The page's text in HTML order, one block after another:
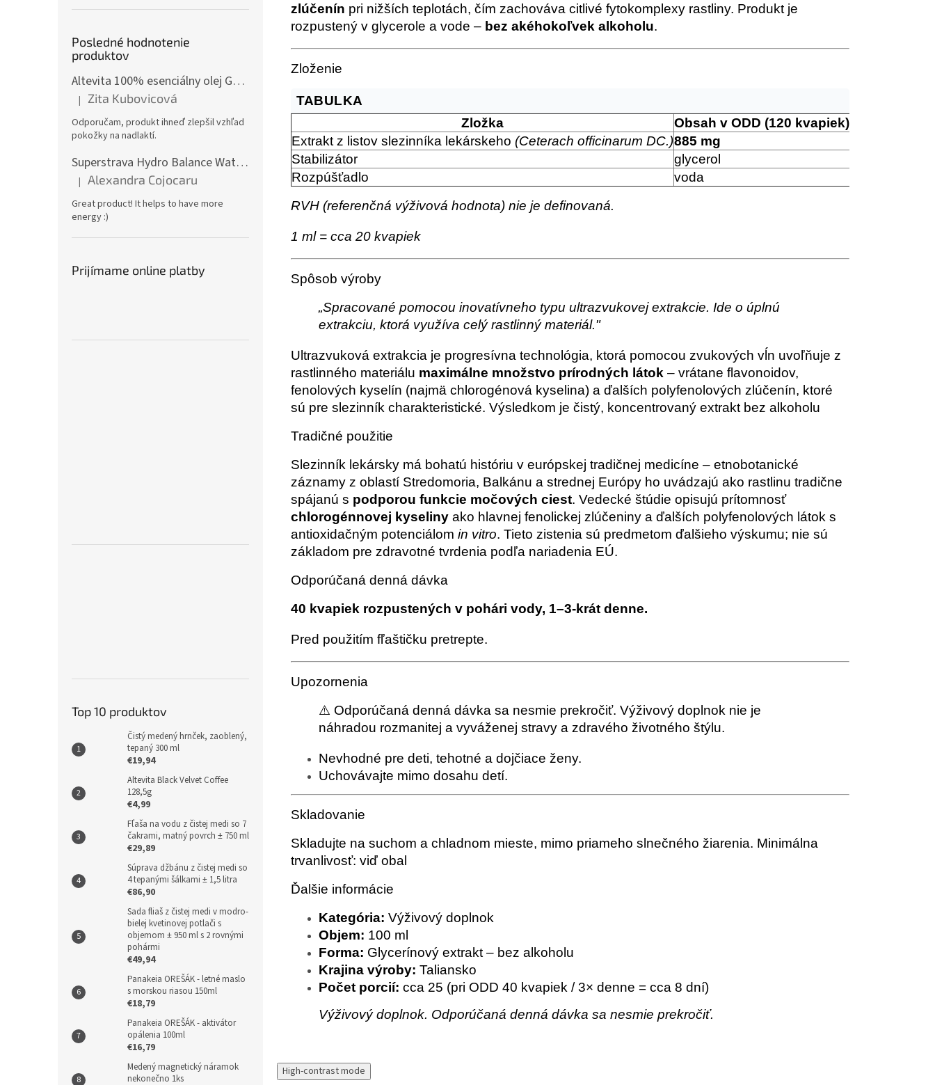
Posledné hodnotenie
produktov
Altevita 100% esenciálny olej GÁFOR – Olej pozitívnej energie 10ml
Hodnotenie produktu je 5 z 5 hviezdičiek.
| Zita Kubovicová
Odporučam, produkt ihneď zlepšil vzhľad
pokožky na nadlaktí.
Superstrava Hydro Balance Watermelon electrolytes Box 30 x 4,7g
Hodnotenie produktu je 5 z 5 hviezdičiek.
| Alexandra Cojocaru
Great product! It helps to have more
energy :)
Prijímame online platby
Top 10 produktov
Čistý medený hrnček, zaoblený,
tepaný 300 ml
€19,94
Altevita Black Velvet Coffee
128,5g
€4,99
Fľaša na vodu z čistej medi so 7
čakrami, matný povrch ± 750 ml
€29,89
Súprava džbánu z čistej medi so
4 tepanými šálkami ± 1,5 litra
€86,90
Sada fliaš z čistej medi v modro-
bielej kvetinovej potlači s
objemom ± 950 ml s 2 rovnými
pohármi
€49,94
Panakeia OREŠÁK - letné maslo
s morskou riasou 150ml
€18,79
Panakeia OREŠÁK - aktivátor
opálenia 100ml
€16,79
Medený magnetický náramok
nekonečno 1ks
zlúčenín pri nižších teplotách, čím zachováva citlivé fytokomplexy rastliny. Produkt je
rozpustený v glycerole a vode – bez akéhokoľvek alkoholu.
Zloženie
TABULKA
Zložka
Obsah v ODD (120 kvapiek)
Extrakt z listov slezinníka lekárskeho (Ceterach officinarum DC.)885 mg
Stabilizátor
glycerol
Rozpúšťadlo
voda
RVH (referenčná výživová hodnota) nie je definovaná.
1 ml = cca 20 kvapiek
Spôsob výroby
„Spracované pomocou inovatívneho typu ultrazvukovej extrakcie. Ide o úplnú
extrakciu, ktorá využíva celý rastlinný materiál."
Ultrazvuková extrakcia je progresívna technológia, ktorá pomocou zvukových vĺn uvoľňuje z
rastlinného materiálu maximálne množstvo prírodných látok – vrátane flavonoidov,
fenolových kyselín (najmä chlorogénová kyselina) a ďalších polyfenolových zlúčenín, ktoré
sú pre slezinník charakteristické. Výsledkom je čistý, koncentrovaný extrakt bez alkoholu
Tradičné použitie
Slezinník lekársky má bohatú históriu v európskej tradičnej medicíne – etnobotanické
záznamy z oblastí Stredomoria, Balkánu a strednej Európy ho uvádzajú ako rastlinu tradične
spájanú s podporou funkcie močových ciest. Vedecké štúdie opisujú prítomnosť
chlorogénnovej kyseliny ako hlavnej fenolickej zlúčeniny a ďalších polyfenolových látok s
antioxidačným potenciálom in vitro. Tieto zistenia sú predmetom ďalšieho výskumu; nie sú
základom pre zdravotné tvrdenia podľa nariadenia EÚ.
Odporúčaná denná dávka
40 kvapiek rozpustených v pohári vody, 1–3-krát denne.
Pred použitím fľaštičku pretrepte.
Upozornenia
⚠️ Odporúčaná denná dávka sa nesmie prekročiť. Výživový doplnok nie je
náhradou rozmanitej a vyváženej stravy a zdravého životného štýlu.
Nevhodné pre deti, tehotné a dojčiace ženy.
Uchovávajte mimo dosahu detí.
Skladovanie
Skladujte na suchom a chladnom mieste, mimo priameho slnečného žiarenia. Minimálna
trvanlivosť: viď obal
Ďalšie informácie
Kategória: Výživový doplnok
Objem: 100 ml
Forma: Glycerínový extrakt – bez alkoholu
Krajina výroby: Taliansko
Počet porcií: cca 25 (pri ODD 40 kvapiek / 3× denne = cca 8 dní)
Výživový doplnok. Odporúčaná denná dávka sa nesmie prekročiť.
High-contrast mode